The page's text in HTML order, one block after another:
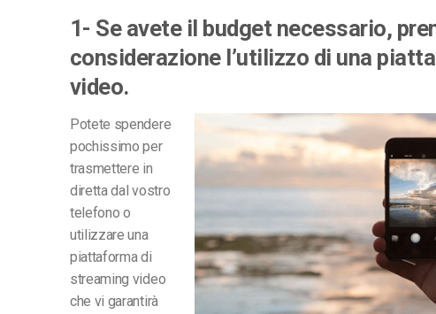
1- Se avete il budget necessario,
considerazione l’utilizzo di una
video.
Potete spendere
pochissimo per
trasmettere in
diretta dal vostro
telefono o
utilizzare una
piattaforma di
streaming video
che vi garantirà